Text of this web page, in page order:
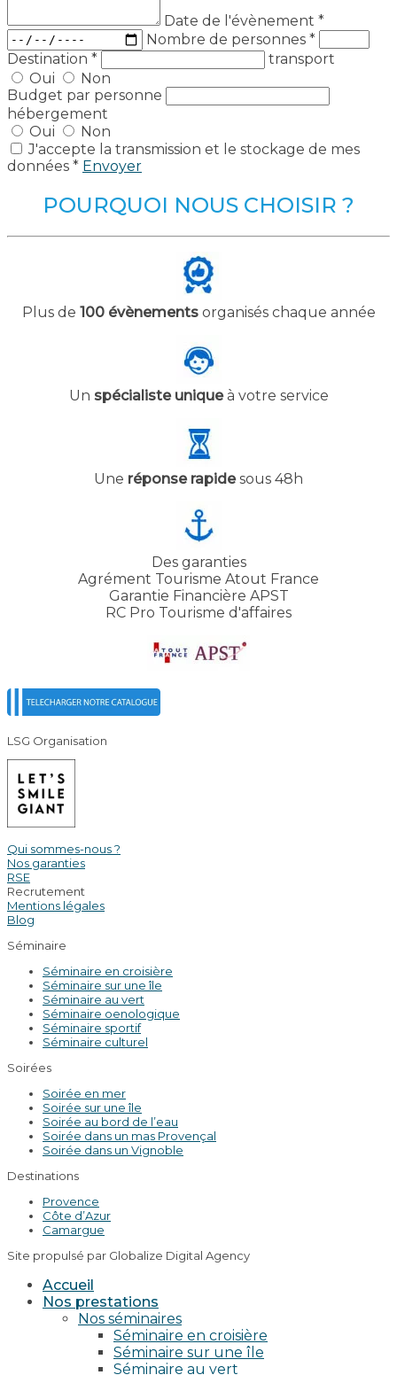
Date de l'évènement *
Nombre de personnes *
Destination *
transport
Oui
Non
Budget par personne
hébergement
Oui
Non
J'accepte la transmission et le stockage de mes
données * Envoyer
POURQUOI NOUS CHOISIR ?
Plus de 100 évènementsorganisés chaque année
Un spécialiste uniqueà votre service
Une réponse rapidesous 48h
Des garanties
Agrément Tourisme Atout France
Garantie Financière APST
RC Pro Tourisme d'affaires
LSG Organisation
Qui sommes-nous ?
Nos garanties
RSE
Recrutement
Mentions légales
Blog
Séminaire
Séminaire en croisière
Séminaire sur une île
Séminaire au vert
Séminaire oenologique
Séminaire sportif
Séminaire culturel
Soirées
Soirée en mer
Soirée sur une île
Soirée au bord de l’eau
Soirée dans un mas Provençal
Soirée dans un Vignoble
Destinations
Provence
Côte d’Azur
Camargue
Site propulsé par Globalize Digital Agency
Accueil
Nos prestations
Nos séminaires
Séminaire en croisière
Séminaire sur une île
Séminaire au vert